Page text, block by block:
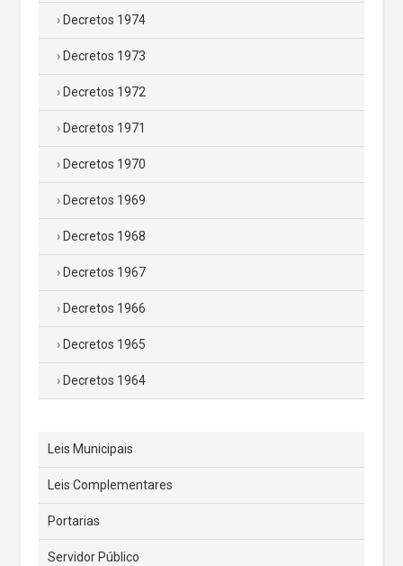
Decretos 1974
Decretos 1973
Decretos 1972
Decretos 1971
Decretos 1970
Decretos 1969
Decretos 1968
Decretos 1967
Decretos 1966
Decretos 1965
Decretos 1964
Leis Municipais
Leis Complementares
Portarias
Servidor Público